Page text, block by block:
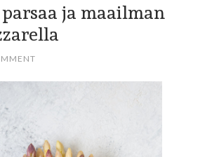
ja maailman